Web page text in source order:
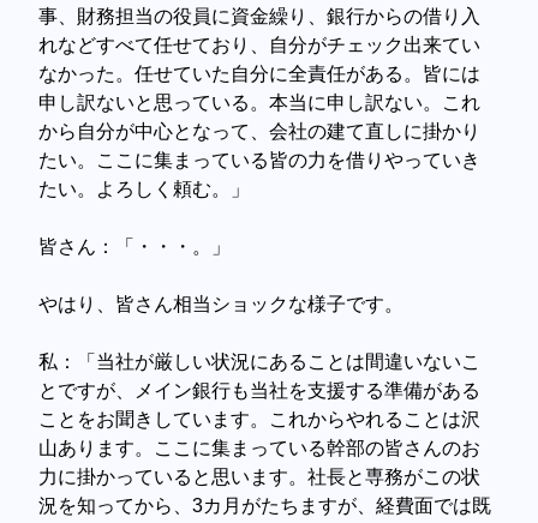
事、財務担当の役員に資金繰り、銀行からの借り入
れなどすべて任せており、自分がチェック出来てい
なかった。任せていた自分に全責任がある。皆には
申し訳ないと思っている。本当に申し訳ない。これ
から自分が中心となって、会社の建て直しに掛かり
たい。ここに集まっている皆の力を借りやっていき
たい。よろしく頼む。」
皆さん：「・・・。」
やはり、皆さん相当ショックな様子です。
私：「当社が厳しい状況にあることは間違いないこ
とですが、メイン銀行も当社を支援する準備がある
ことをお聞きしています。これからやれることは沢
山あります。ここに集まっている幹部の皆さんのお
力に掛かっていると思います。社長と専務がこの状
況を知ってから、3カ月がたちますが、経費面では既